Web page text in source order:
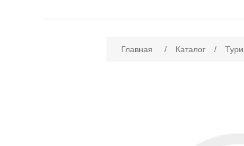
Главная / Каталог /